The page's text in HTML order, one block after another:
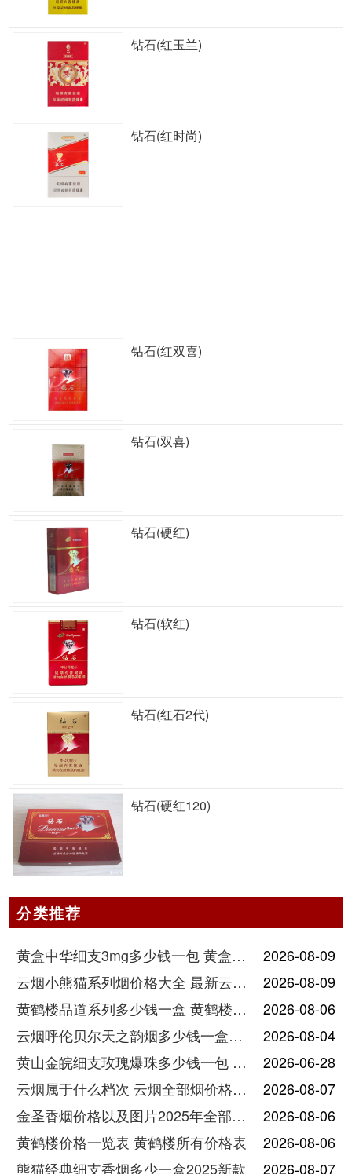
钻石(红玉兰)
钻石(红时尚)
钻石(红双喜)
钻石(双喜)
钻石(硬红)
钻石(软红)
钻石(红石2代)
钻石(硬红120)
分类推荐
黄盒中华细支3mg多少钱一包 黄盒中华细支3mg香烟价格查询
2026-08-09
云烟小熊猫系列烟价格大全 最新云烟小熊猫图片报价
2026-08-09
黄鹤楼品道系列多少钱一盒 黄鹤楼品道系列香烟价格表图片
2026-08-06
云烟呼伦贝尔天之韵烟多少钱一盒中支价格
2026-08-04
黄山金皖细支玫瑰爆珠多少钱一包 黄山金皖细支玫瑰爆珠2025最新价格
2026-06-28
云烟属于什么档次 云烟全部烟价格表大全
2026-08-07
金圣香烟价格以及图片2025年全部价格
2026-08-06
黄鹤楼价格一览表 黄鹤楼所有价格表
2026-08-06
熊猫经典细支香烟多少一盒2025新款
2026-08-07